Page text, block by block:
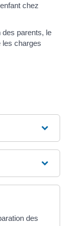
chez
des parents, le
les charges
des